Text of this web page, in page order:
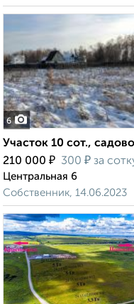
6
Участок 10 сот.,
210 000 ₽ 300 ₽ за
Центральная 6
Собственник, 14.06.2023